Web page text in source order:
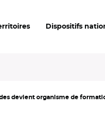
Dispositifs
devient organisme de